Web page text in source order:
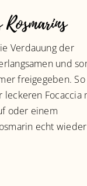
Verdauung der
und
freigegeben. So
leckeren Focaccia
oder einem
echt wieder